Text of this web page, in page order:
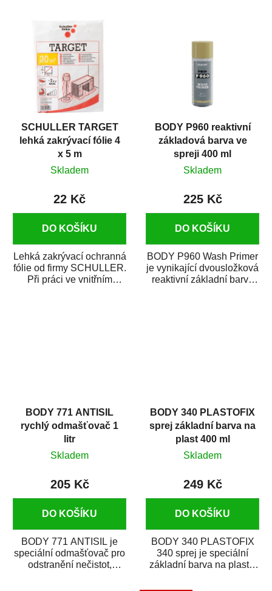
SCHULLER TARGET
lehká zakrývací fólie 4
x 5 m
Skladem
22 Kč
DO KOŠÍKU
Lehká zakrývací ochranná
fólie od firmy SCHULLER.
Při práci ve vnitřním
BODY P960 reaktivní
základová barva ve
spreji 400 ml
Skladem
225 Kč
DO KOŠÍKU
BODY P960 Wash Primer
je vynikající dvousložková
reaktivní základní barva
BODY 771 ANTISIL
rychlý odmašťovač 1
litr
Skladem
205 Kč
DO KOŠÍKU
BODY 771 ANTISIL je
speciální odmašťovač pro
odstranění nečistot,
BODY 340 PLASTOFIX
sprej základní barva na
plast 400 ml
Skladem
249 Kč
DO KOŠÍKU
BODY 340 PLASTOFIX
340 sprej je speciální
základní barva na plasty,
vrchních...